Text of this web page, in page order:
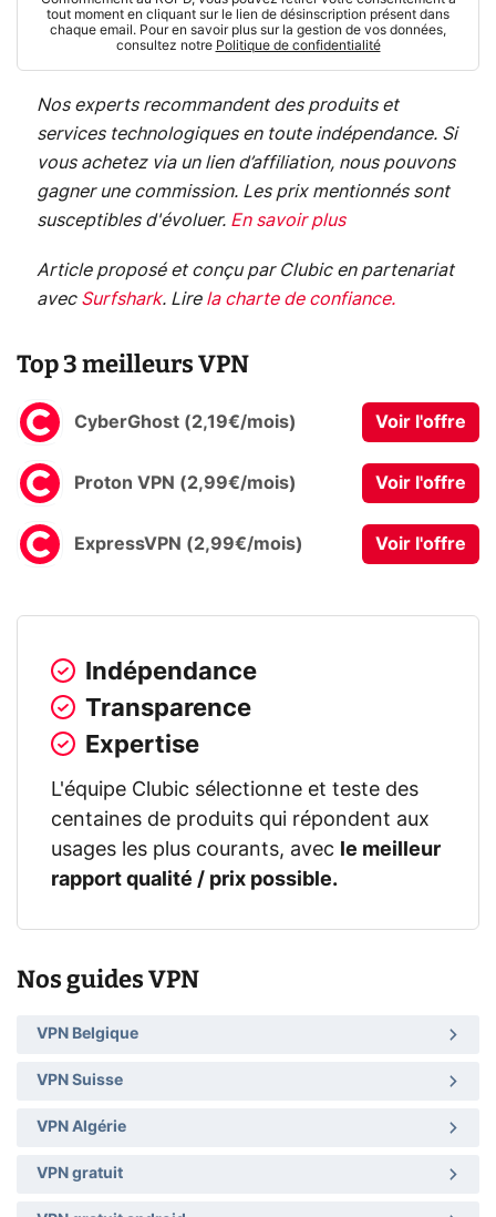
tout moment en cliquant sur le lien de désinscription présent dans
chaque email. Pour en savoir plus sur la gestion de vos données,
consultez notre Politique de confidentialité
Nos experts recommandent des produits et
services technologiques en toute indépendance. Si
vous achetez via un lien d’affiliation, nous pouvons
gagner une commission. Les prix mentionnés sont
susceptibles d'évoluer. En savoir plus
Article proposé et conçu par Clubic en partenariat
avec Surfshark. Lire la charte de confiance.
Top 3 meilleurs VPN
CyberGhost (2,19€/mois) Voir l'offre
Proton VPN (2,99€/mois) Voir l'offre
ExpressVPN (2,99€/mois) Voir l'offre
Indépendance
Transparence
Expertise
L'équipe Clubic sélectionne et teste des
centaines de produits qui répondent aux
usages les plus courants, avec
le meilleur
rapport qualité / prix possible.
Nos guides VPN
VPN Belgique
VPN Suisse
VPN Algérie
VPN gratuit